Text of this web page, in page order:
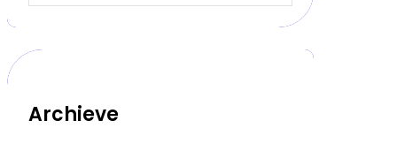
Archieve